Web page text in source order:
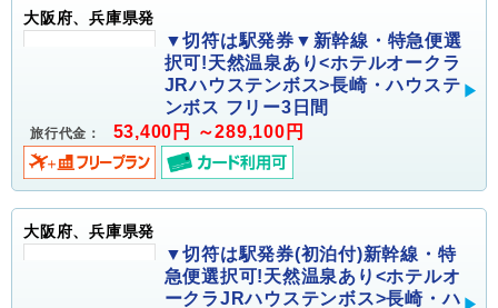
大阪府、兵庫県発
▼切符は駅発券▼新幹線・特急便選
択可!天然温泉あり<ホテルオークラ
JRハウステンボス>長崎・ハウステ
ンボス フリー3日間
旅行代金： 53,400円 ～289,100円
大阪府、兵庫県発
▼切符は駅発券(初泊付)新幹線・特
急便選択可!天然温泉あり<ホテルオ
ークラJRハウステンボス>長崎・ハ